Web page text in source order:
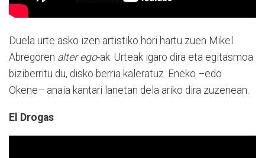
Duela urte asko izen artistiko hori hartu zuen Mikel
Abregoren alter ego-ak. Urteak igaro dira eta egitasmoa
biziberritu du, disko berria kaleratuz. Eneko –edo
Okene– anaia kantari lanetan dela ariko dira zuzenean.
El Drogas